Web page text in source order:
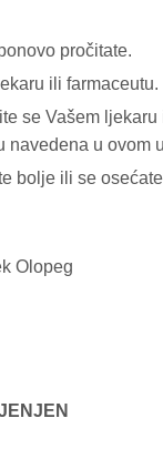
pročitate.
ili farmaceutu.
se Vašem
u ovom
bolje ili se
Olopeg